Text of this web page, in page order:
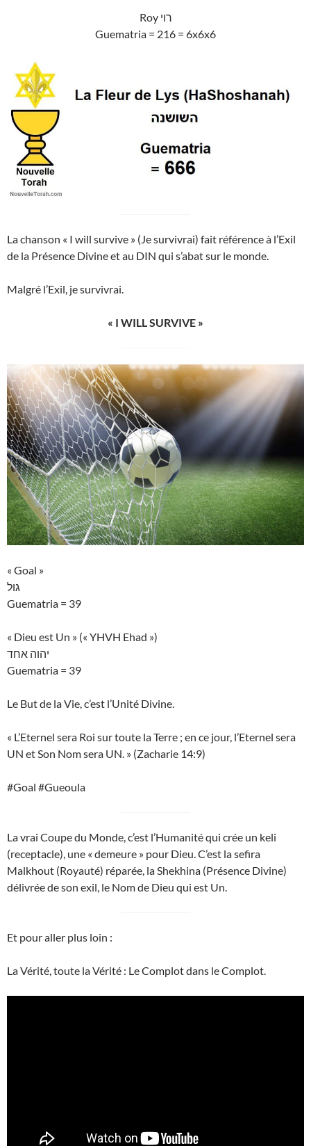
Roy רוי
Guematria = 216 = 6x6x6
La chanson « I will survive » (Je survivrai) fait référence à l’Exil
de la Présence Divine et au DIN qui s’abat sur le monde.
Malgré l’Exil, je survivrai.
« I WILL SURVIVE »
« Goal »
גול
Guematria = 39
« Dieu est Un » (« YHVH Ehad »)
יהוה אחד
Guematria = 39
Le But de la Vie, c’est l’Unité Divine.
« L’Eternel sera Roi sur toute la Terre ; en ce jour, l’Eternel sera
UN et Son Nom sera UN. » (Zacharie 14:9)
#Goal #Gueoula
La vrai Coupe du Monde, c’est l’Humanité qui crée un keli
(receptacle), une « demeure » pour Dieu. C’est la sefira
Malkhout (Royauté) réparée, la Shekhina (Présence Divine)
délivrée de son exil, le Nom de Dieu qui est Un.
Et pour aller plus loin :
La Vérité, toute la Vérité : Le Complot dans le Complot.